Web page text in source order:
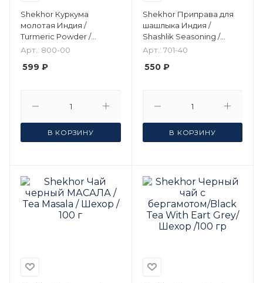
Shekhor Куркума
молотая Индия /
Turmeric Powder /
Шехор / 1 кг
Арт.: 800-00
599 ₽
В КОРЗИНУ
Shekhor Приправа для
шашлыка Индия /
Shashlik Seasoning /
специи /Шехор / 100 г 3
Арт.: 701-40
550 ₽
В КОРЗИНУ